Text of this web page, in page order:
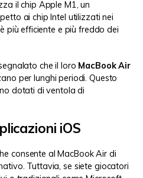
il chip Apple M1, un
ai chip Intel utilizzati nei
più efficiente e più freddo dei
che il loro MacBook Air
per lunghi periodi. Questo
dotati di ventola di
iOS
consente al MacBook Air di
Tuttavia, se siete giocatori